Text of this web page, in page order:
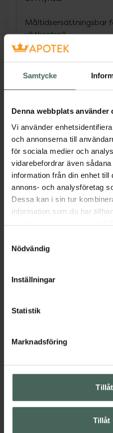
Samtycke
Denna webbplats använder
Vi använder
och annonserna till
för sociala medier och
vidarebefordrar även
information från din enhet till
annons- och analysföretag
Dessa kan i sin tur
information som du har
samlat in när du har använt
återkalla ditt samtycke via
cookieinställningar. Ett
lagligheten av behandling
Nödvändig
Inställningar
Statistik
Marknadsföring
Tillåt
Måltidsersättningsbar
viktkontroll.
Det perfekta målet för
Högt innehåll av protein
För att upprätthålla en
Innehåller
Jämförpris 0,43 kr/g
EAN:05715667800829
Kategorier:
KollagenKollagen
Kosttillskott
Mellanmål och snacks
Näringsdryck och
Innehåll
Upptäck flera
Kost och hälsa
Kosttillskott
Näringsdryck och